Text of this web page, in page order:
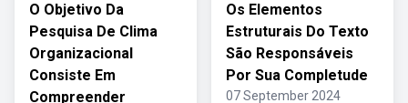
O Objetivo Da
Pesquisa De Clima
Organizacional
Consiste Em
Compreender
Os Elementos
Estruturais Do Texto
São Responsáveis
Por Sua Completude
07 September 2024